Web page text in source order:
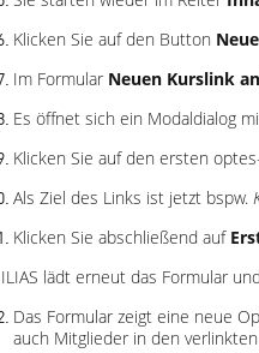
Klicken Sie auf den Button
Im Formular Neuen Kurslink
Es öffnet sich ein Modaldialog
Klicken Sie auf den ersten
Als Ziel des Links ist jetzt bspw.
Klicken Sie abschließend auf
ILIAS lädt erneut das Formular
Das Formular zeigt eine neue
auch Mitglieder in den